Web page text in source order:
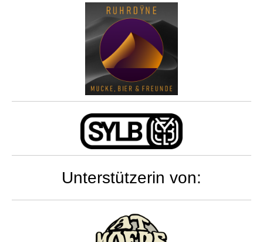
Unterstützerin von: